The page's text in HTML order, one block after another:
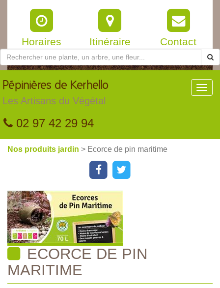
Horaires Itinéraire Contact
Pépinières de Kerhello
Les Artisans du Végétal
02 97 42 29 94
Nos produits jardin > Ecorce de pin maritime
ECORCE DE PIN
MARITIME